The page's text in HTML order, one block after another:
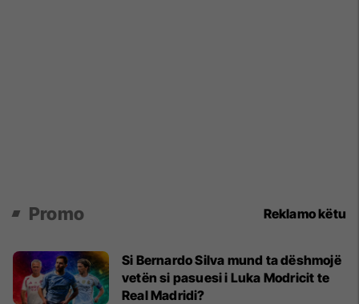
Promo Reklamo këtu
Si Bernardo Silva mund ta dëshmojë
vetën si pasuesi i Luka Modricit te
Real Madridi?